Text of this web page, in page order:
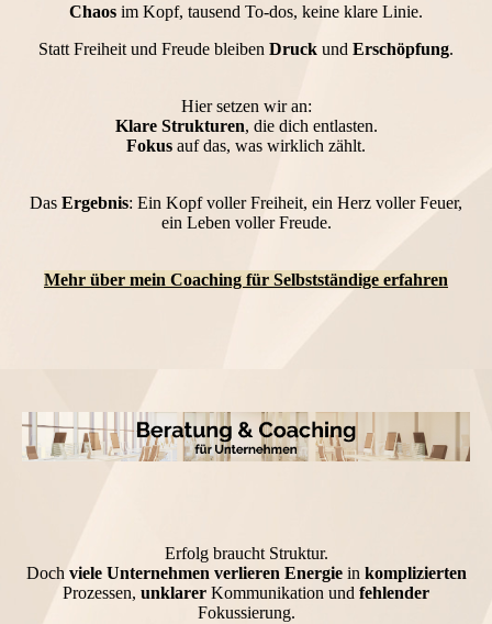
Chaos im Kopf, tausend To-dos, keine klare Linie.
Statt Freiheit und Freude bleiben Druck und Erschöpfung.
Hier setzen wir an:
Klare Strukturen, die dich entlasten.
Fokus auf das, was wirklich zählt.
Das Ergebnis: Ein Kopf voller Freiheit, ein Herz voller Feuer,
ein Leben voller Freude.
Mehr über mein Coaching für Selbstständige erfahren
Erfolg braucht Struktur.
Doch viele Unternehmen verlieren Energiein komplizierten
Prozessen, unklarer Kommunikation und fehlender
Fokussierung.